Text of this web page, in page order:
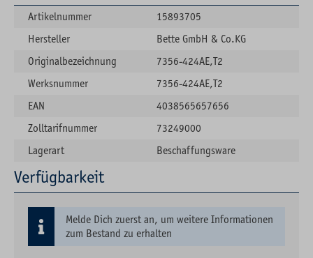
Artikelnummer
15893705
Hersteller
Bette GmbH & Co.KG
Originalbezeichnung
7356-424AE,T2
Werksnummer
7356-424AE,T2
EAN
4038565657656
Zolltarifnummer
73249000
Lagerart
Beschaffungsware
Verfügbarkeit
Melde Dich zuerst an, um weitere Informationen
zum Bestand zu erhalten